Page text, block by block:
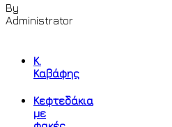
By
Administrator
Κ.
Καβάφης
Κεφτεδάκια
με